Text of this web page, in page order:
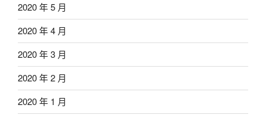
2020 年 5 月
2020 年 4 月
2020 年 3 月
2020 年 2 月
2020 年 1 月